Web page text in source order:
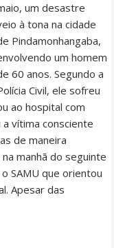
um desastre
à tona na cidade
Pindamonhangaba,
um homem
60 anos. Segundo a
Civil, ele sofreu
ao hospital com
vítima consciente
de maneira
manhã do seguinte
SAMU que orientou
Apesar das